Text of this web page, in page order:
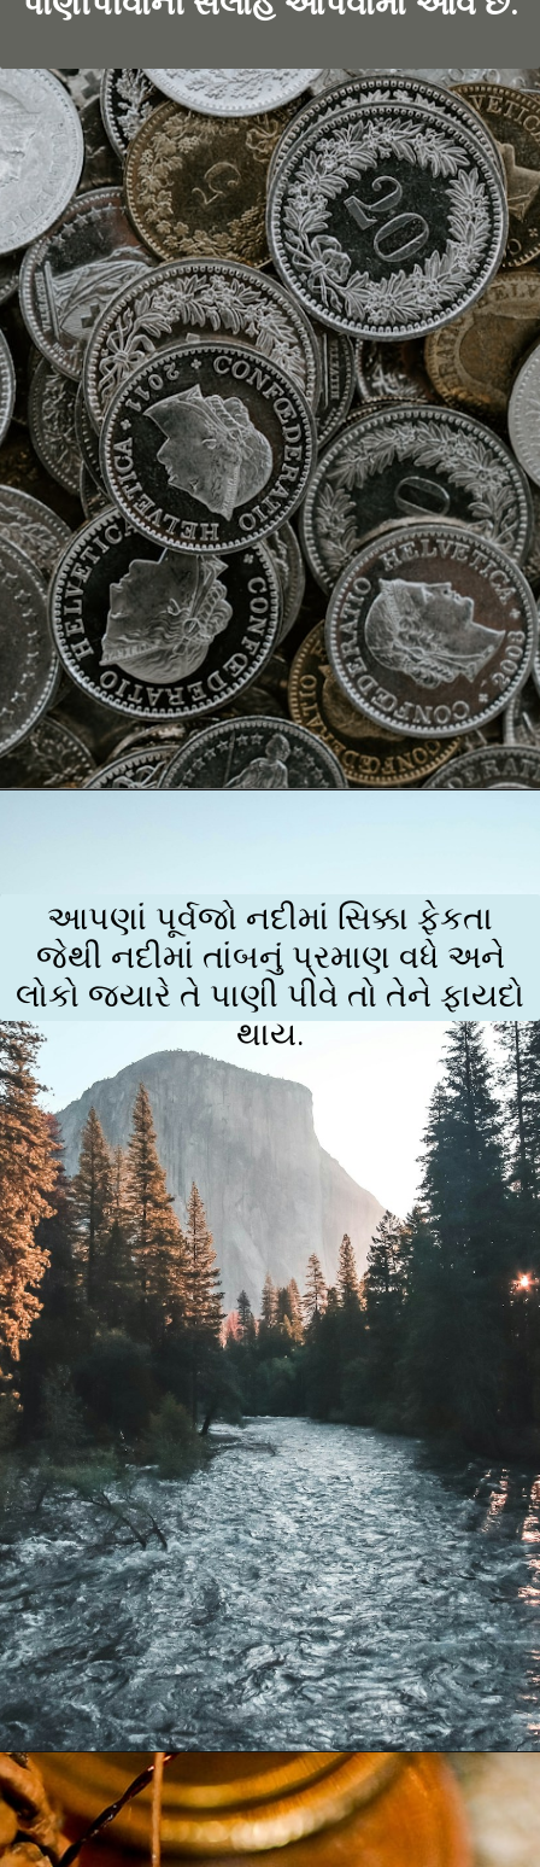
આપણાં પૂર્વજો નદીમાં સિક્કા ફેકતા
જેથી નદીમાં તાંબનું પ્રમાણ વધે અને
લોકો જ્યારે તે પાણી પીવે તો તેને ફાયદો
થાય.